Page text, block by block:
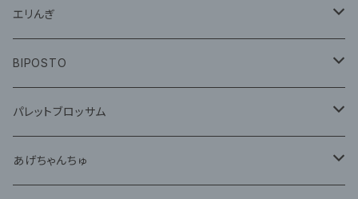
グッズ
CD
エリんぎ
グッズ
BIPOSTO
グッズ
パレットブロッサム
CD
あげちゃんちゅ